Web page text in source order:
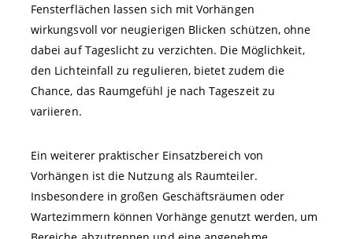
Fensterflächen lassen sich mit Vorhängen
wirkungsvoll vor neugierigen Blicken schützen, ohne
dabei auf Tageslicht zu verzichten. Die Möglichkeit,
den Lichteinfall zu regulieren, bietet zudem die
Chance, das Raumgefühl je nach Tageszeit zu
variieren.
Ein weiterer praktischer Einsatzbereich von
Vorhängen ist die Nutzung als Raumteiler.
Insbesondere in großen Geschäftsräumen oder
Wartezimmern können Vorhänge genutzt werden, um